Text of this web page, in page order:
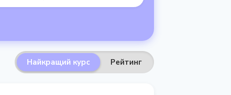
Найкращий курс Рейтинг